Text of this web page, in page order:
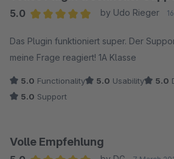
5.0
by Udo Rieger
Das Plugin funktioniert super. Der
meine Frage reagiert! 1A Klasse
5.0 Functionality 5.0 Usability 5.0
5.0 Support
Volle Empfehlung